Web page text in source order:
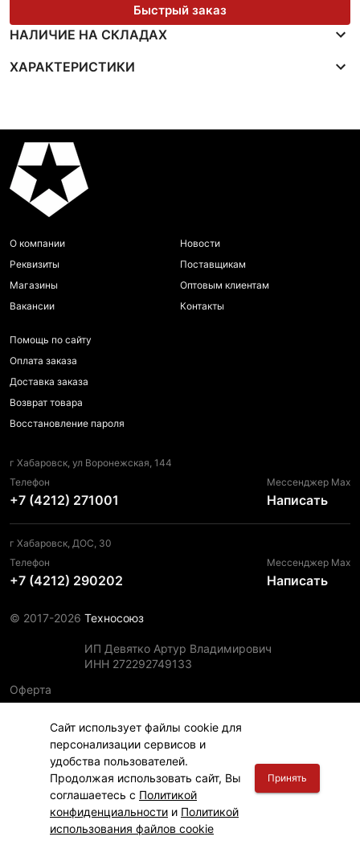
Сайт использует файлы cookie для
персонализации сервисов и
удобства пользователей.
Продолжая использовать сайт, Вы
соглашаетесь с Политикой
конфиденциальности и Политикой
использования файлов cookie
Принять
Главная Финансы Каталог
Быстрый заказ
НАЛИЧИЕ НА СКЛАДАХ
ХАРАКТЕРИСТИКИ
О компании
Реквизиты
Магазины
Вакансии
Новости
Поставщикам
Оптовым клиентам
Контакты
Помощь по сайту
Оплата заказа
Доставка заказа
Возврат товара
Восстановление пароля
г Хабаровск, ул Воронежская, 144
Телефон
+7 (4212) 271001
Мессенджер Max
Написать
г Хабаровск, ДОС, 30
Телефон
+7 (4212) 290202
Мессенджер Max
Написать
© 2017-2026 Техносоюз
ИП Девятко Артур Владимирович
ИНН 272292749133
Оферта
Политика конфиденциальности
Политика использования файлов cookie
Информация для правообладателей